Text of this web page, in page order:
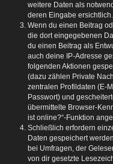
weitere Daten als
deren Eingabe ersichtlich.
Wenn du einen Beitrag
die dort eingegebenen
du einen Beitrag als
auch deine IP-Adresse
folgenden Aktionen
(dazu zählen Private
zentralen Profildaten (E-
Passwort) und
übermittelte Browser-
ist online?“-Funktion
Schließlich erfordern
Daten gespeichert
bei Umfragen, der
von dir gesetzte